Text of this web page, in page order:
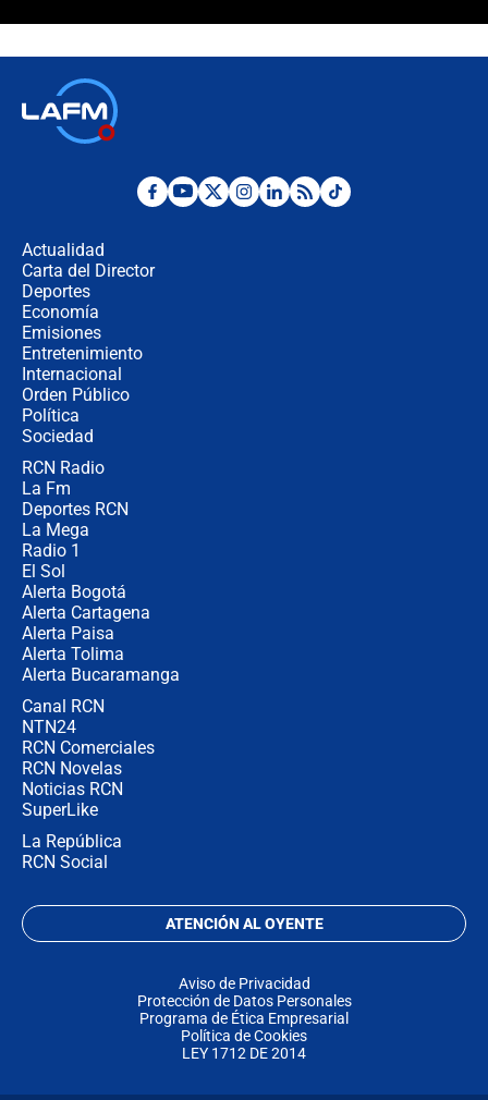
Posesión de Abelardo De La Espriella
Actualidad
Carta del Director
Deportes
Economía
Emisiones
Entretenimiento
Internacional
Orden Público
Política
Sociedad
RCN Radio
La Fm
Deportes RCN
La Mega
Radio 1
El Sol
Alerta Bogotá
Alerta Cartagena
Alerta Paisa
Alerta Tolima
Alerta Bucaramanga
Canal RCN
NTN24
RCN Comerciales
RCN Novelas
Noticias RCN
SuperLike
La República
RCN Social
ATENCIÓN AL OYENTE
Aviso de Privacidad
Protección de Datos Personales
Programa de Ética Empresarial
Política de Cookies
LEY 1712 DE 2014